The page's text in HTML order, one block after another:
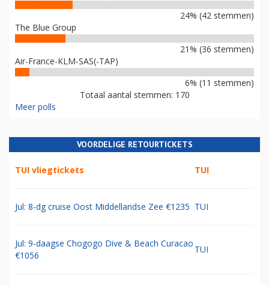
24% (42 stemmen)
The Blue Group
21% (36 stemmen)
Air-France-KLM-SAS(-TAP)
6% (11 stemmen)
Totaal aantal stemmen: 170
Meer polls
VOORDELIGE RETOURTICKETS
TUI vliegtickets TUI
Jul: 8-dg cruise Oost Middellandse Zee €1235 TUI
Jul: 9-daagse Chogogo Dive & Beach Curacao
€1056
TUI